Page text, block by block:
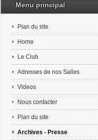
Menu principal
Plan du site
Home
Le Club
Adresses de nos Salles
Videos
Nous contacter
Plan du site
Archives - Presse